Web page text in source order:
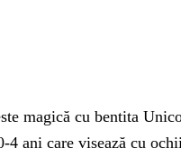
magică cu bentita
ani care visează cu